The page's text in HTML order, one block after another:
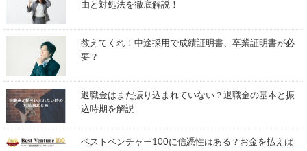
由と対処法を徹底解説！
教えてくれ！中途採用で成績証明書、卒業証明書が必
要？
退職金はまだ振り込まれていない？退職金の基本と振
込時期を解説
ベストベンチャー100に信憑性はある？お金を払えば